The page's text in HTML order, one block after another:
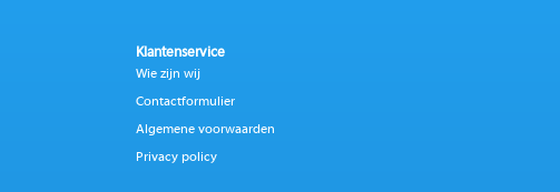
Klantenservice
Wie zijn wij
Contactformulier
Algemene voorwaarden
Privacy policy